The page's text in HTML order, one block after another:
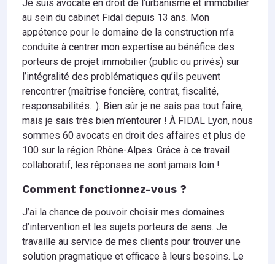
Je suis avocate en droit de l’urbanisme et immobilier
au sein du cabinet Fidal depuis 13 ans. Mon
appétence pour le domaine de la construction m’a
conduite à centrer mon expertise au bénéfice des
porteurs de projet immobilier (public ou privés) sur
l’intégralité des problématiques qu’ils peuvent
rencontrer (maîtrise foncière, contrat, fiscalité,
responsabilités…). Bien sûr je ne sais pas tout faire,
mais je sais très bien m’entourer ! À FIDAL Lyon, nous
sommes 60 avocats en droit des affaires et plus de
100 sur la région Rhône-Alpes. Grâce à ce travail
collaboratif, les réponses ne sont jamais loin !
Comment fonctionnez-vous ?
J’ai la chance de pouvoir choisir mes domaines
d’intervention et les sujets porteurs de sens. Je
travaille au service de mes clients pour trouver une
solution pragmatique et efficace à leurs besoins. Le